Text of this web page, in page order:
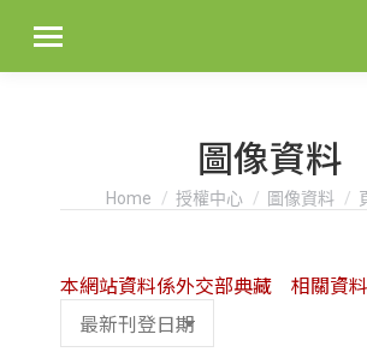
圖像資料
You are here:
Home 授權中心 圖像資料
本網站資料係外交部典藏 相關資